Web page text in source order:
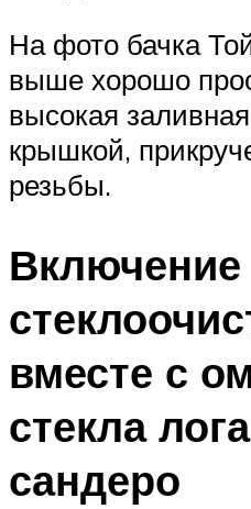
На фото бачка
выше хорошо
высокая
крышкой,
резьбы.
Включение
вместе с
стекла
сандеро